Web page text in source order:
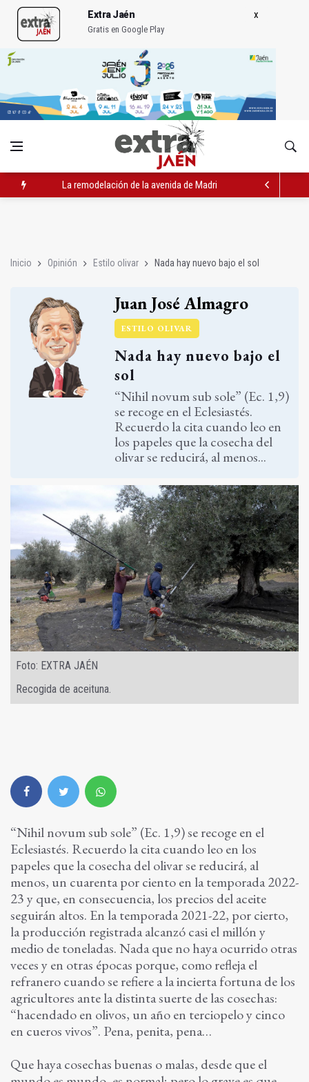
Extra Jaén
Gratis en Google Play
La remodelación de la avenida de Madrid contará con 3,2
Inicio Opinión Estilo olivar Nada hay nuevo bajo el sol
Juan José Almagro
ESTILO OLIVAR
Nada hay nuevo bajo el
sol
“Nihil novum sub sole” (Ec. 1,9)
se recoge en el Eclesiastés.
Recuerdo la cita cuando leo en
los papeles que la cosecha del
olivar se reducirá, al menos...
Foto: EXTRA JAÉN
Recogida de aceituna.
“Nihil novum sub sole” (Ec. 1,9) se recoge en el
Eclesiastés. Recuerdo la cita cuando leo en los
papeles que la cosecha del olivar se reducirá, al
menos, un cuarenta por ciento en la temporada 2022-
23 y que, en consecuencia, los precios del aceite
seguirán altos. En la temporada 2021-22, por cierto,
la producción registrada alcanzó casi el millón y
medio de toneladas. Nada que no haya ocurrido otras
veces y en otras épocas porque, como refleja el
refranero cuando se refiere a la incierta fortuna de los
agricultores ante la distinta suerte de las cosechas:
“hacendado en olivos, un año en terciopelo y cinco
en cueros vivos”. Pena, penita, pena…
Que haya cosechas buenas o malas, desde que el